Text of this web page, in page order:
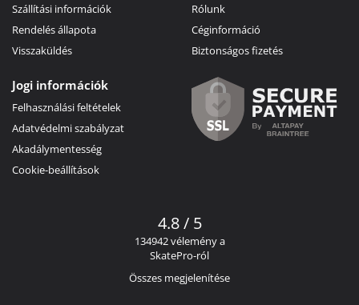
Szállítási információk
Rendelés állapota
Visszaküldés
Rólunk
Céginformáció
Biztonságos fizetés
Jogi információk
Felhasználási feltételek
Adatvédelmi szabályzat
Akadálymentesség
Cookie-beállítások
4.8 / 5
134942 vélemény a
SkatePro-ról
Összes megjelenítése